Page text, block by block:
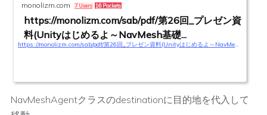
monolizm.com 7 Users 16 Pockets
https://monolizm.com/sab/pdf/第26回_プレゼン資
料(Unityはじめるよ～NavMesh基礎...
https://monolizm.com/sab/pdf/第26回_プレゼン資料(Unityはじめるよ～NavMesh基礎～).pdf
NavMeshAgentクラスのdestinationに目的地を代入して